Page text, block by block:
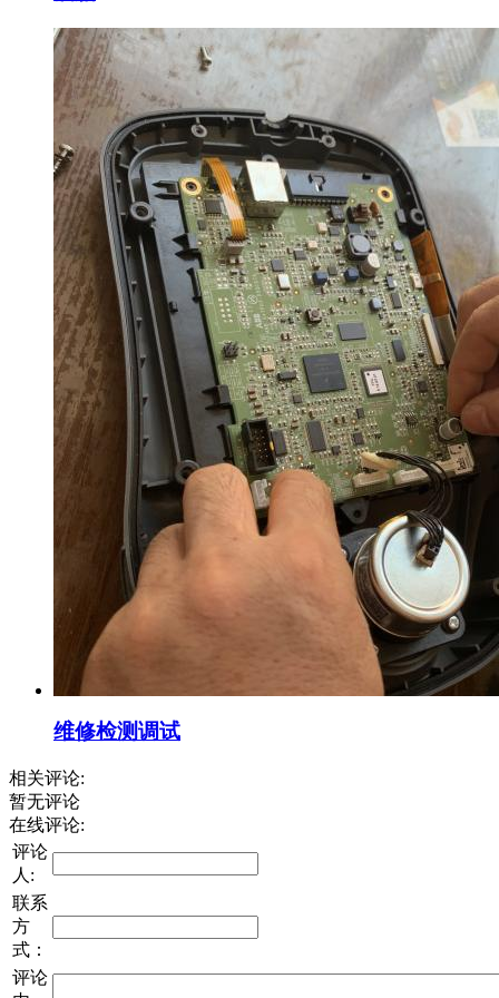
维修检测调试
相关评论:
暂无评论
在线评论:
评论
人:
联系
方
式：
评论